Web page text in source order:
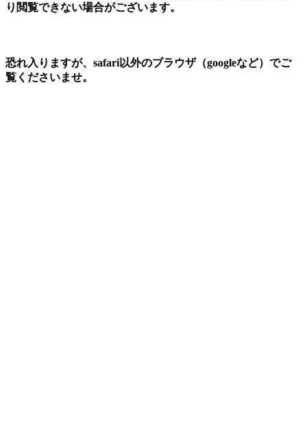
り閲覧できない場合がございます。
恐れ入りますが、safari以外のブラウザ（googleなど）でご
覧くださいませ。